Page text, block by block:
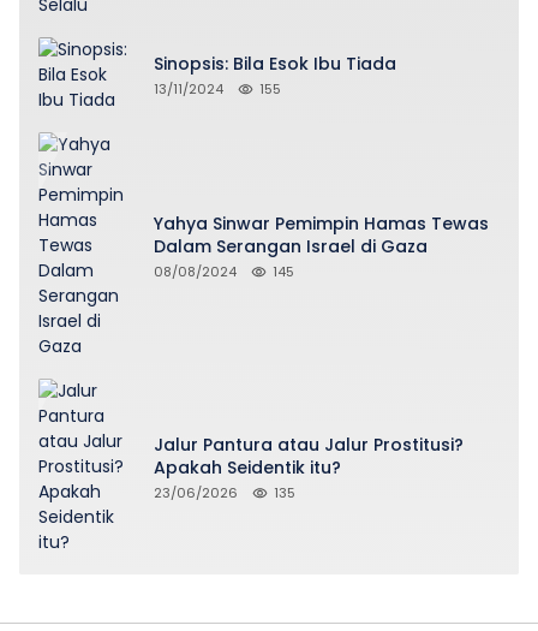
Sinopsis: Bila Esok Ibu Tiada
13/11/2024 155
Yahya Sinwar Pemimpin Hamas Tewas
Dalam Serangan Israel di Gaza
08/08/2024 145
Jalur Pantura atau Jalur Prostitusi?
Apakah Seidentik itu?
23/06/2026 135